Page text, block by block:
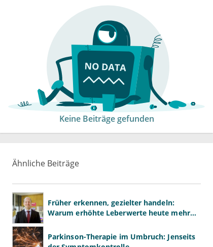
Keine Beiträge gefunden
Ähnliche Beiträge
Früher erkennen, gezielter handeln:
Warum erhöhte Leberwerte heute mehr
Parkinson-Therapie im Umbruch: Jenseits